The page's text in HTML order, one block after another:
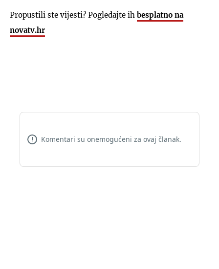
Propustili ste vijesti? Pogledajte ih besplatno na
novatv.hr
! Komentari su onemogućeni za ovaj članak.